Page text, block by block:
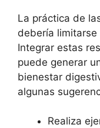
La práctica de
debería
Integrar estas
puede generar
bienestar
algunas
Realiza